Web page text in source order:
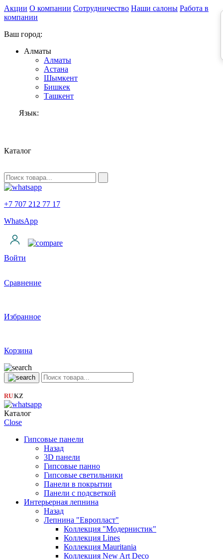
Акции О компании Сотрудничество Наши салоны Работа в
компании
Ваш город:
Алматы
Алматы
Астана
Шымкент
Бишкек
Ташкент
Язык:
Каталог
+7 707 212 77 17
WhatsApp
Войти
Сравнение
Избранное
Корзина
RU|KZ
Каталог
Close
Гипсовые панели
Назад
3D панели
Гипсовые панно
Гипсовые светильники
Панели в покрытии
Панели с подсветкой
Интерьерная лепнина
Назад
Лепнина "Европласт"
Коллекция "Модернистик"
Коллекция Lines
Коллекция Mauritania
Коллекция New Art Deco